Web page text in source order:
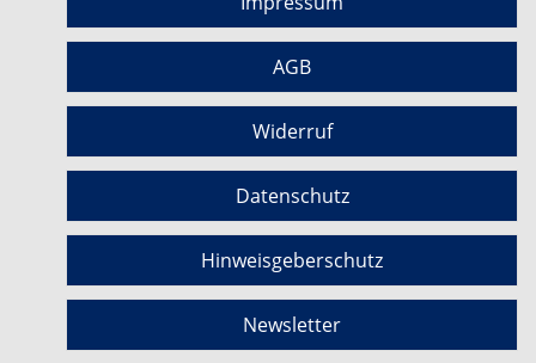
AGB
Widerruf
Datenschutz
Hinweisgeberschutz
Newsletter